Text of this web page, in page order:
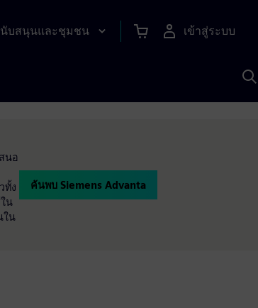
บสนุนและชุมชน เข้าสู่ระบบ
นอ
ทั้ง
น
ใน
ค้นพบ Siemens Advanta